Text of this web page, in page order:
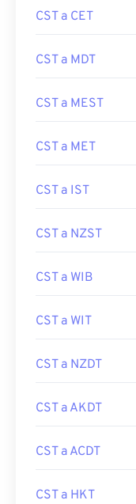
CST a CET
CST a MDT
CST a MEST
CST a MET
CST a IST
CST a NZST
CST a WIB
CST a WIT
CST a NZDT
CST a AKDT
CST a ACDT
CST a HKT